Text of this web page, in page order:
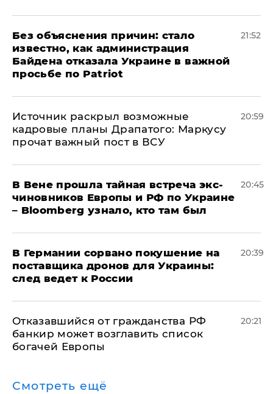
Без объяснения причин: стало
известно, как администрация
Байдена отказала Украине в важной
просьбе по Patriot
21:52
​Источник раскрыл возможные
кадровые планы Драпатого: Маркусу
прочат важный пост в ВСУ
20:59
В Вене прошла тайная встреча экс-
чиновников Европы и РФ по Украине
– Bloomberg узнало, кто там был
20:45
​В Германии сорвано покушение на
поставщика дронов для Украины:
след ведет к России
20:39
Отказавшийся от гражданства РФ
банкир может возглавить список
богачей Европы
20:21
Смотреть ещё